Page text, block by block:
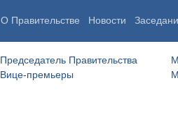
О Правительстве Новости
Председатель Правительства
Вице-премьеры